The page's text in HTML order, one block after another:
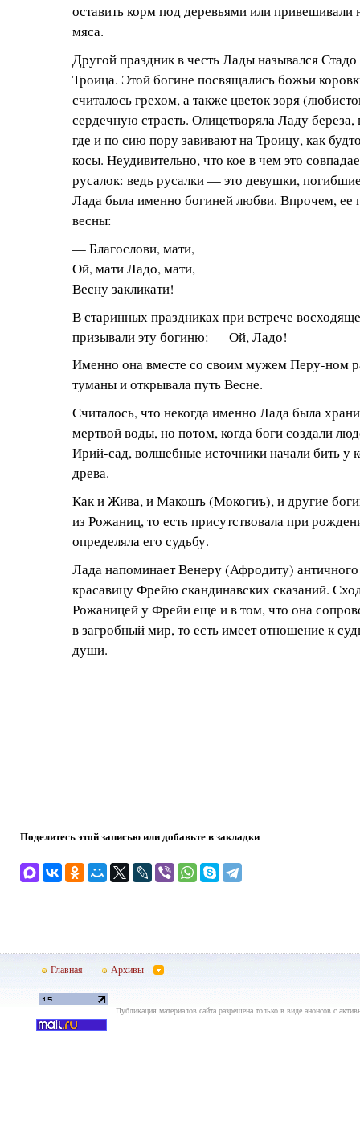
оставить корм под деревьями или привешивали
мяса.
Другой праздник в честь Лады назывался
Троица. Этой богине посвящались божьи
считалось грехом, а также цветок зоря
сердечную страсть. Олицетворяла Ладу береза,
где и по сию пору завивают на Троицу, как
косы. Неудивительно, что кое в чем это
русалок: ведь русалки — это девушки,
Лада была именно богиней любви. Впрочем, ее
весны:
— Благослови, мати,
Ой, мати Ладо, мати,
Весну закликати!
В старинных праздниках при встрече
призывали эту богиню: — Ой, Ладо!
Именно она вместе со своим мужем Перу-ном
туманы и открывала путь Весне.
Считалось, что некогда именно Лада была
мертвой воды, но потом, когда боги создали
Ирий-сад, волшебные источники начали бить у
древа.
Как и Жива, и Макошъ (Мокогиъ), и другие
из Рожаниц, то есть присутствовала при
определяла его судьбу.
Лада напоминает Венеру (Афродиту)
красавицу Фрейю скандинавских сказаний.
Рожаницей у Фрейи еще и в том, что она
в загробный мир, то есть имеет отношение к
души.
Поделитесь этой записью или добавьте в закладки
Главная Архивы
Публикация материалов сайта разрешена только в виде анонсов с